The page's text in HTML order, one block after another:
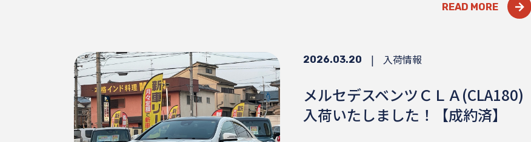
READ MORE
2026.03.20 | 入荷情報
メルセデスベンツＣＬＡ(CLA180)
入荷いたしました！【成約済】